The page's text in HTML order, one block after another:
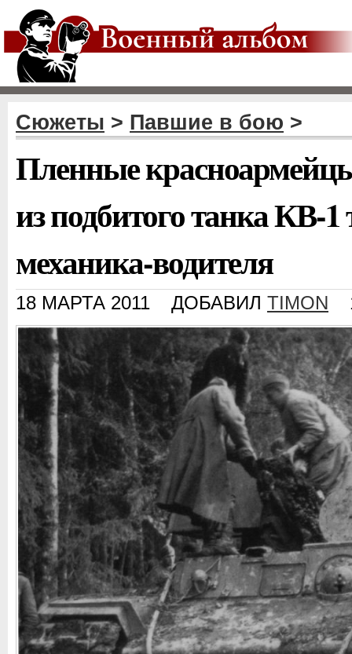
Сюжеты > Павшие в бою >
Пленные
из подбитого танка КВ-
механика-водителя
18 МАРТА 2011 ДОБАВИЛ TIMON